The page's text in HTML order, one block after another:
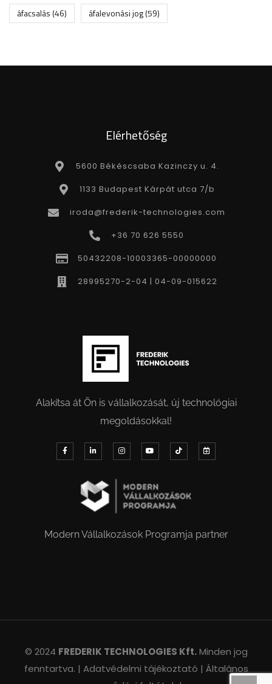
áfacsalás(46) áfalevonási jog(59)
Elérhetőség
5600 Békéscsaba Kazinczy u. 4.
1133 Budapest Kárpát utca 7/b
iroda@frederik-technologies.com
+36 70 626 5550
50432208-10003365-00000000
28995270-2-04 | 04-09-015622
Alakítsa át Ön is vállalkozását, új technológiai
megoldásokkal!
Modern Vállalkozások Programja partner
© 2024 FREDERIK TECHNOLOGIES Kft.Minden jog
fenntartva. | Adatvédelmi tájékoztató | Általános